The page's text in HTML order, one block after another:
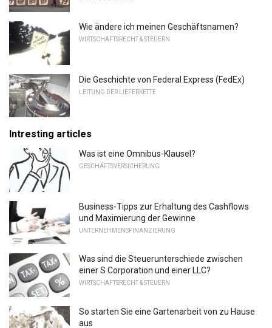
Wie ändere ich meinen Geschäftsnamen?
WIRTSCHAFTSRECHT & STEUERN
Die Geschichte von Federal Express (FedEx)
LEITUNG DER LIEFERKETTE
Intresting articles
Was ist eine Omnibus-Klausel?
GESCHÄFTSVERSICHERUNG
Business-Tipps zur Erhaltung des Cashflows
und Maximierung der Gewinne
UNTERNEHMENSFINANZIERUNG
Was sind die Steuerunterschiede zwischen
einer S Corporation und einer LLC?
WIRTSCHAFTSRECHT & STEUERN
So starten Sie eine Gartenarbeit von zu Hause
aus